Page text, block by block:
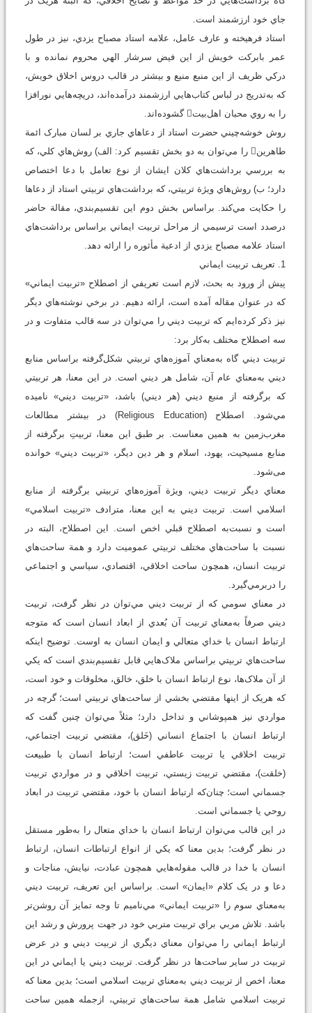
جاي خود ارزشمند است.
استاد فرهيخته و عارف عامل، علامه استاد مصباح يزدي، نيز در طول
عمر بابرکت خويش از اين فيض سرشار الهي محروم نمانده و با
درکي ظريف از اين منبع منيع و بيشتر در قالب دروس اخلاق خويش،
که به‌تدريج در لباس کتاب‌هايي ارزشمند درآمده‌اند، دريچه‌هايي نورافزا
را به روي محبان اهل‌بيت گشوده‌اند.
روش‌ خوشه‌چيني حضرت استاد از دعاهاي جاري بر لسان مبارک ائمة
طاهرين را مي‌توان به دو بخش تقسیم کرد: الف) روش‌هاي کلي، که
به بررسي برداشت‌هاي کلان ايشان از نوع تعامل با دعا اختصاص
دارد؛ ب) روش‌هاي ويژة تربيتي، که برداشت‌هاي تربيتي استاد از دعاها
را حکايت مي‌کند. براساس بخش دوم اين تقسيم‌بندي، مقالة حاضر
درصدد است ترسيمي از مراحل تربيت ايماني براساس برداشت‌هاي
استاد علامه مصباح يزدي از ادعية مأثوره را ارائه دهد.
1. تعريف تربيت ايماني
پيش از ورود به بحث، لازم است تعريفي از اصطلاح «تربيت ايماني»
که در عنوان مقاله آمده است، ارائه دهیم. در برخي نوشته‌هاي ديگر
نيز ذکر کرده‌ايم که تربيت ديني را مي‌توان در سه قالب متفاوت و در
سه اصطلاح مختلف به‌کار برد:
تربيت ديني گاه به‌معناي آموزه‌هاي تربيتي شکل‌گرفته براساس منابع
ديني به‌معناي عام آن، شامل هر ديني است. در اين معنا، هر تربيتي
که برگرفته از منبع ديني (هر ديني) باشد، «تربيت ديني» ناميده
مي‌شود. اصطلاح (Religious Education) در بیشتر مطالعات
مغرب‌زمين به همين معناست. بر طبق اين معنا، تربيتِ برگرفته از
منابع مسيحيت، يهود، اسلام و هر دين ديگر، «تربيت ديني» خوانده
می‌شود.
معناي ديگر تربيت ديني، ويژة آموزه‌هاي تربيتي برگرفته از منابع
اسلامي است. تربيت ديني به اين معنا، مترادف «تربيت اسلامي»
است و نسبت‌به اصطلاح قبلي اخص است. اين اصطلاح، البته در
نسبت با ساحت‌هاي مختلف تربيتي عموميت دارد و همة ساحت‌هاي
تربيت انسان، همچون ساحت اخلاقي، اقتصادي، سياسي و اجتماعي
را دربر‌مي‌گيرد.
در معناي سومي که از تربيت ديني مي‌توان در نظر گرفت، تربيت
ديني صرفاً به‌معناي تربيت آن بُعدي از ابعاد انسان است که متوجه
ارتباط انسان با خداي متعالي و ايمان انسان به اوست. توضيح اينکه
ساحت‌هاي تربيتي براساس ملاک‌هايي قابل تقسيم‌‌بندي است که يکي
از آن ملاک‌ها، نوع ارتباط انسان با خلق، خالق، مخلوقات و خود است،
که هريک از اينها مقتضي بخشي از ساحت‌هاي تربيتي است؛ گرچه در
مواردي نیز همپوشاني و تداخل دارد؛ مثلاً مي‌توان چنين گفت که
ارتباط انسان با اجتماع انساني (خَلق)، مقتضي تربيت اجتماعي،
تربيت اخلاقي يا تربيت عاطفي است؛ ارتباط انسان با طبيعت
(خلقت)، مقتضي تربيت زيستي، تربيت اخلاقي و در مواردي تربيت
جسماني است؛ چنان‌که ارتباط انسان با خود، مقتضي تربيت در ابعاد
روحي يا جسماني است.
در اين قالب مي‌توان ارتباط انسان با خداي متعال را به‌طور مستقل
در نظر گرفت؛ بدين معنا که يکي از انواع ارتباطات انسان، ارتباط
انسان با خدا در قالب مقوله‌هايي همچون عبادت، نيايش، مناجات و
دعا و در يک کلام «ايمان» است. براساس اين تعريف، تربيت ديني
به‌معناي سوم را «تربيت ايماني» مي‌ناميم تا وجه تمايز آن روشن‌تر
باشد. تلاش مربي براي تربيت متربي خود در جهت پرورش و رشد اين
ارتباط ايماني را مي‌توان معناي ديگري از تربيت ديني و در عرض
تربيت در ساير ساحت‌ها در نظر گرفت. تربيت ديني يا ايماني در اين
معنا، اخص از تربيت ديني به‌معناي تربيت اسلامي است؛ بدين معنا که
تربيت اسلامي شامل همة ساحت‌هاي تربيتي، ازجمله همين ساحت